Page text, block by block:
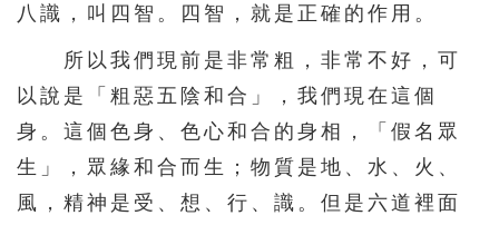
八識，叫四智。四智，就是正確的作用。
所以我們現前是非常粗，非常不好，可
以說是「粗惡五陰和合」，我們現在這個
身。這個色身、色心和合的身相，「假名眾
生」，眾緣和合而生；物質是地、水、火、
風，精神是受、想、行、識。但是六道裡面